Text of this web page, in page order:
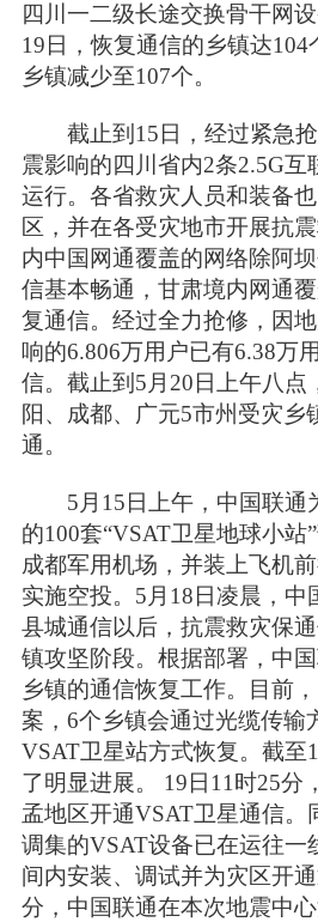
四川一二级长途交换骨干网
19日，恢复通信的乡镇达
乡镇减少至107个。
截止到15日，经过紧急抢
震影响的四川省内2条2.5G互
运行。各省救灾人员和装备
区，并在各受灾地市开展抗
内中国网通覆盖的网络除阿
信基本畅通，甘肃境内网通
复通信。经过全力抢修，因
响的6.806万用户已有6.38万
信。截止到5月20日上午八点
阳、成都、广元5市州受灾乡
通。
5月15日上午，中国联通
的100套“VSAT卫星地球小站
成都军用机场，并装上飞机
实施空投。5月18日凌晨，中
县城通信以后，抗震救灾保
镇攻坚阶段。根据部署，中
乡镇的通信恢复工作。目前
案，6个乡镇会通过光缆传输
VSAT卫星站方式恢复。截至
了明显进展。 19日11时25分
孟地区开通VSAT卫星通信。
调集的VSAT设备已在运往一
间内安装、调试并为灾区开
分，中国联通在本次地震中